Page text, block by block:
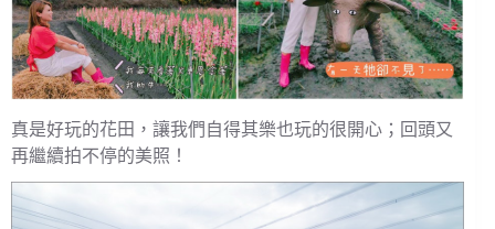
真是好玩的花田，讓我們自得其樂也玩的很開心；回頭又
再繼續拍不停的美照！